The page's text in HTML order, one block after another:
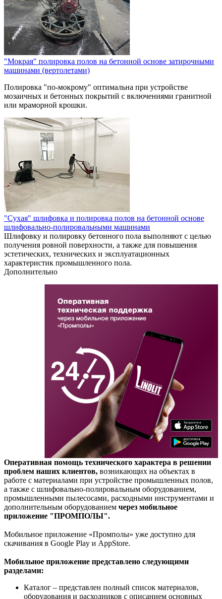
"Мокрая" полировка полов на бетонной основе затирочными
машинами (вертолетами)
Полировка "по-мокрому" оптимальна при устройстве
мозаичных и бетонных покрытий с включениями гранитной
или мраморной крошки.
"Сухая" шлифовка и полировка полов на бетонной основе
шлифовально-полировальными машинами
Шлифовку и полировку бетонного пола выполняют с целью
получения ровной поверхности, а также для повышения
эстетических, технических и эксплуатационных
характеристик промышленного пола.
Дополнительно
Оперативная помощь технического характера в решении
проблем наших клиентов, возникающих на объектах в
работе с материалами при устройстве промышленных полов,
а также с шлифовально-полировальным оборудованием,
промышленными пылесосами, расходными инструментами и
дополнительным оборудованием через мобильное
приложение "ПРОМПОЛЫ".
Мобильное приложение «Промполы» уже доступно для
скачивания в Google Play и AppStore.
Мобильное приложение представлено следующими
разделами:
Каталог – представлен полный список материалов,
оборудования и расходников с описанием основных